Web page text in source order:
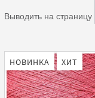
Выводить на страницу
НОВИНКА ХИТ